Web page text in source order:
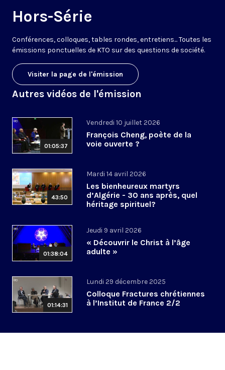
Hors-Série
Conférences, colloques, tables rondes, entretiens... Toutes les
émissions ponctuelles de KTO sur des questions de société.
Visiter la page de l'émission
Autres vidéos de l'émission
01:05:37
Vendredi 10 juillet 2026
François Cheng, poète de la
voie ouverte ?
43:50
Mardi 14 avril 2026
Les bienheureux martyrs
d’Algérie - 30 ans après, quel
héritage spirituel?
01:38:04
Jeudi 9 avril 2026
« Découvrir le Christ à l’âge
adulte »
01:14:31
Lundi 29 décembre 2025
Colloque Fractures chrétiennes
à l’Institut de France 2/2